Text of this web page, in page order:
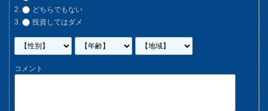
どちらでもない
投資してはダメ
コメント